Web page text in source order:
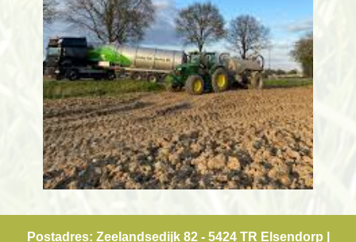
Postadres: Zeelandsedijk 82 - 5424 TR Elsendorp |